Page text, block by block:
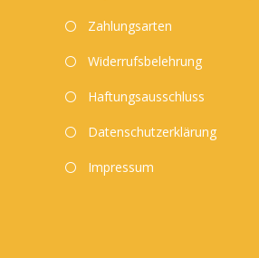
Zahlungsarten
Widerrufsbelehrung
Haftungsausschluss
Datenschutzerklärung
Impressum